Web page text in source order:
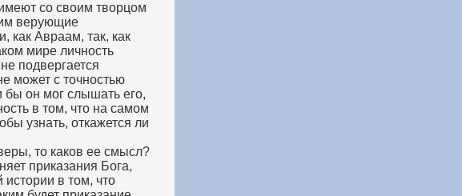
со своим творцом
верующие
как Авраам, так, как
мире личность
подвергается
может с точностью
бы он мог слышать его,
в том, что на самом
узнать, откажется ли
то каков ее смысл?
приказания Бога,
в том, что